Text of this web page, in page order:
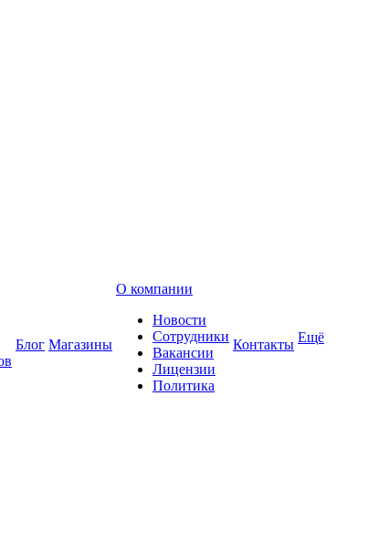
Блог Магазины
О компании
Новости
Сотрудники
Вакансии
Лицензии
Политика
Контакты Ещё